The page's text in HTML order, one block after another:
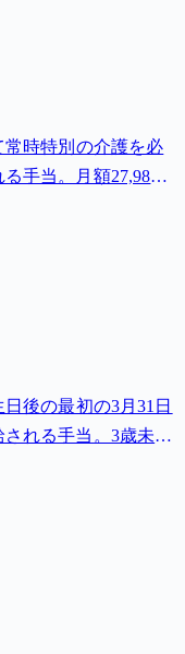
時特別の介護を必
手当。月額27,980
後の最初の3月31日
れる手当。3歳未満
円。